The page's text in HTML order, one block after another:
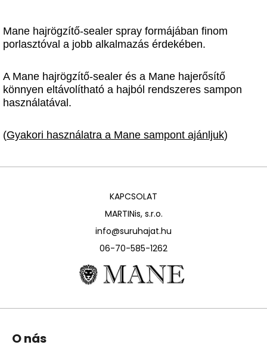
Mane hajrögzítő-sealer spray formájában finom
porlasztóval a jobb alkalmazás érdekében.
A Mane hajrögzítő-sealer és a Mane hajerősítő
könnyen eltávolítható a hajból rendszeres sampon
használatával.
(Gyakori használatra a Mane sampont ajánljuk)
KAPCSOLAT
MARTINis, s.r.o.
info@suruhajat.hu
06-70-585-1262
O nás